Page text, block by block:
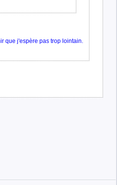
que j'espère pas trop lointain.